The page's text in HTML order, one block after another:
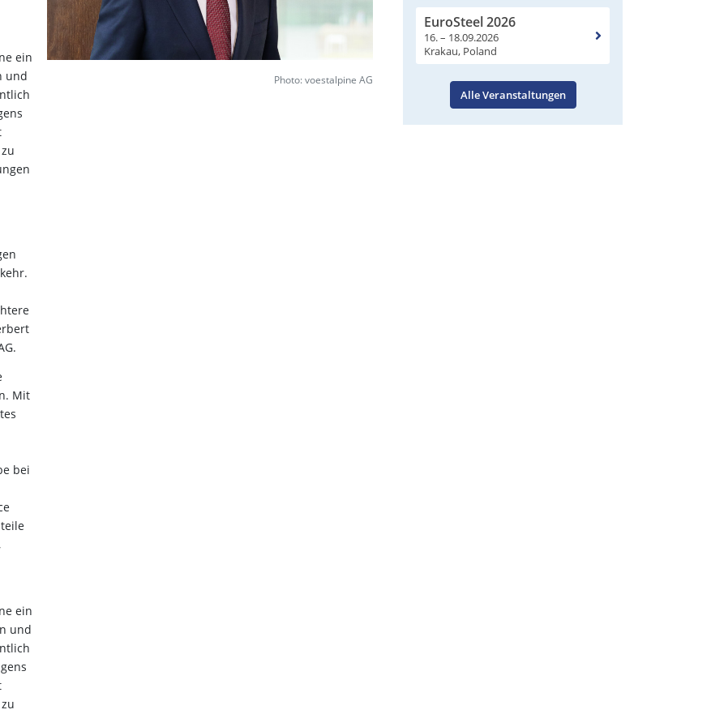
ein
und
Mit
bei
ein
und
Photo: voestalpine AG
EuroSteel 2026
16. – 18.09.2026
Krakau, Poland
Alle Veranstaltungen